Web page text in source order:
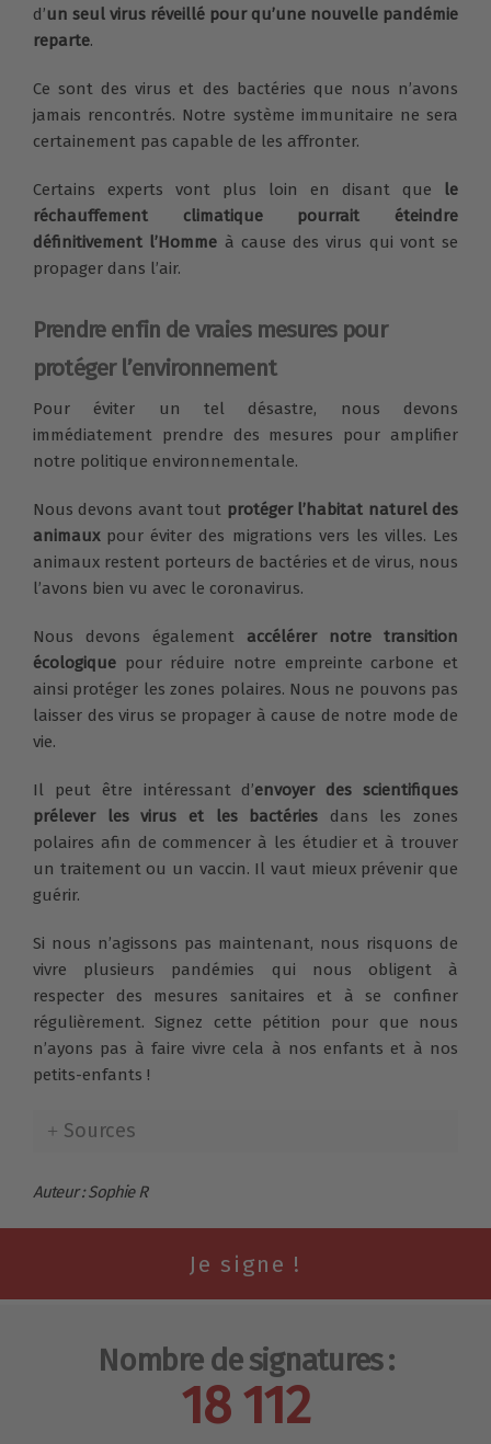
d’un seul virus réveillé pour qu’une nouvelle pandémie
reparte.
Ce sont des virus et des bactéries que nous n’avons
jamais rencontrés. Notre système immunitaire ne sera
certainement pas capable de les affronter.
Certains experts vont plus loin en disant que le
réchauffement climatique pourrait éteindre
définitivement l’Homme à cause des virus qui vont se
propager dans l’air.
Prendre enfin de vraies mesures pour
protéger l’environnement
Pour éviter un tel désastre, nous devons
immédiatement prendre des mesures pour amplifier
notre politique environnementale.
Nous devons avant tout protéger l’habitat naturel des
animauxpour éviter des migrations vers les villes. Les
animaux restent porteurs de bactéries et de virus, nous
l’avons bien vu avec le coronavirus.
Nous devons également accélérer notre transition
écologique pour réduire notre empreinte carbone et
ainsi protéger les zones polaires. Nous ne pouvons pas
laisser des virus se propager à cause de notre mode de
vie.
Il peut être intéressant d’envoyer des scientifiques
prélever les virus et les bactéries dans les zones
polaires afin de commencer à les étudier et à trouver
un traitement ou un vaccin. Il vaut mieux prévenir que
guérir.
Si nous n’agissons pas maintenant, nous risquons de
vivre plusieurs pandémies qui nous obligent à
respecter des mesures sanitaires et à se confiner
régulièrement. Signez cette pétition pour que nous
n’ayons pas à faire vivre cela à nos enfants et à nos
petits-enfants !
Sources
Auteur : Sophie R
Nombre de signatures :
18 112